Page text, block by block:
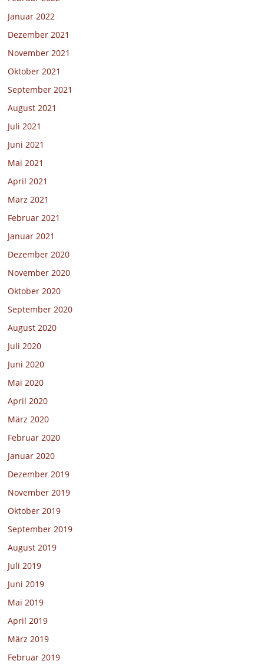
Januar 2022
Dezember 2021
November 2021
Oktober 2021
September 2021
August 2021
Juli 2021
Juni 2021
Mai 2021
April 2021
März 2021
Februar 2021
Januar 2021
Dezember 2020
November 2020
Oktober 2020
September 2020
August 2020
Juli 2020
Juni 2020
Mai 2020
April 2020
März 2020
Februar 2020
Januar 2020
Dezember 2019
November 2019
Oktober 2019
September 2019
August 2019
Juli 2019
Juni 2019
Mai 2019
April 2019
März 2019
Februar 2019